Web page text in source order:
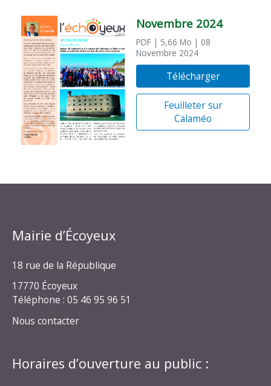
Novembre 2024
PDF | 5,66 Mo | 08
Novembre 2024
Télécharger
Feuilleter sur
Calaméo
Mairie d’Écoyeux
18 rue de la République
17770 Écoyeux
Téléphone : 05 46 95 96 51
Nous contacter
Horaires d’ouverture au public :